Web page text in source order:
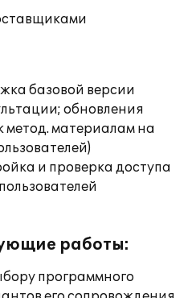
базовой версии
обновления
метод. материалам на
и проверка доступа
работы:
программного